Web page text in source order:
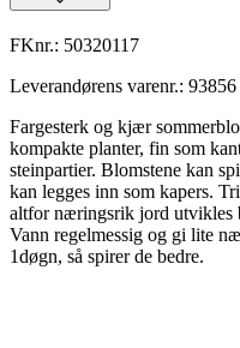
FKnr.: 50320117
Leverandørens varenr.: 93856
Fargesterk og kjær
kompakte planter, fin som
steinpartier. Blomstene kan
kan legges inn som kapers.
altfor næringsrik jord utvikles
Vann regelmessig og gi lite
1døgn, så spirer de bedre.